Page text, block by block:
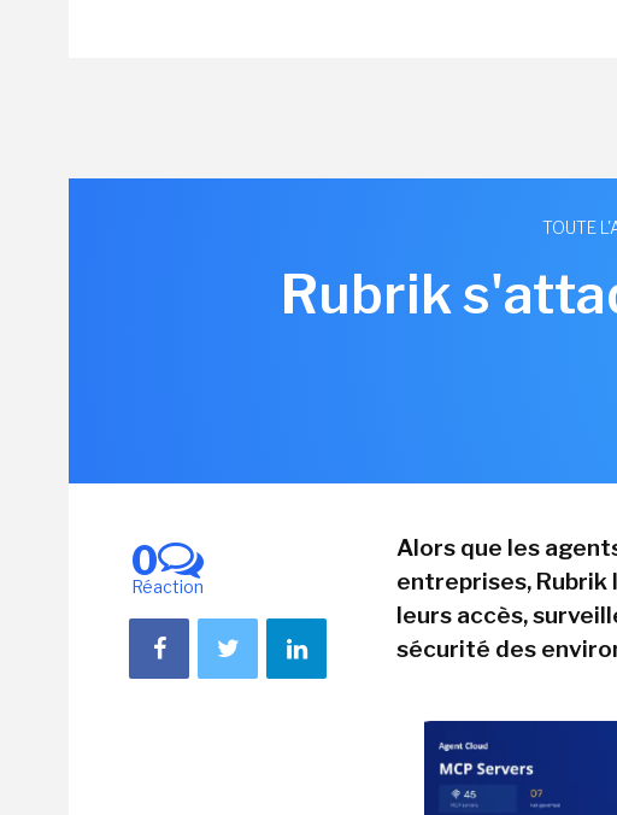
TOUTE
Rubrik
0
Réaction
Alors que les
entreprises,
leurs accès,
sécurité des